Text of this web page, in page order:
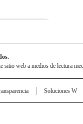
web a medios de lectura
Soluciones W